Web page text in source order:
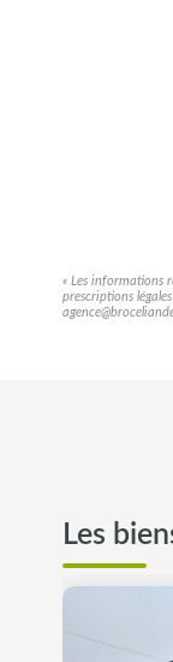
« Les informations
prescriptions
Les